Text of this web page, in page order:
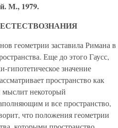
М., 1979.
геометрии заставила Римана в
Еще до этого Гаусс,
значение
пространство как
некоторый
и все пространство,
что положения геометрии